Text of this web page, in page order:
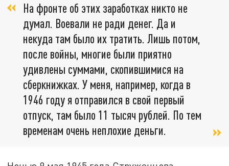
На фронте об этих заработках никто не
думал. Воевали не ради денег. Да и
некуда там было их тратить. Лишь потом,
после войны, многие были приятно
удивлены суммами, скопившимися на
сберкнижках. У меня, например, когда в
1946 году я отправился в свой первый
отпуск, там было 11 тысяч рублей. По тем
временам очень неплохие деньги.